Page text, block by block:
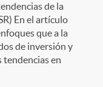
de la
En el artículo
que a la
de inversión y
tendencias en